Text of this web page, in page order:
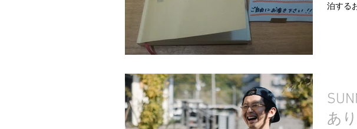
泊する
あ